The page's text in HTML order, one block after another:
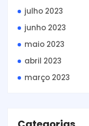
julho 2023
junho 2023
maio 2023
abril 2023
março 2023